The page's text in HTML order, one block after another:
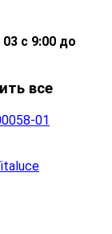
с 9:00 до
все